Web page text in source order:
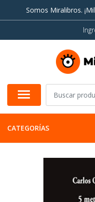
Somos Miralibros.
CATEGORÍAS